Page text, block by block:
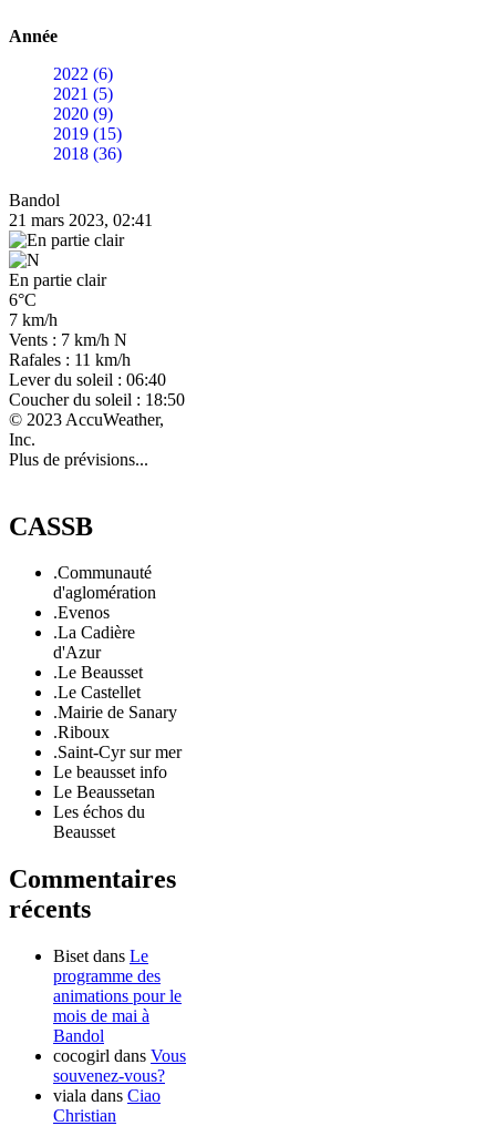
Année
2022 (6)
2021 (5)
2020 (9)
2019 (15)
2018 (36)
Bandol
21 mars 2023, 02:41
En partie clair
6°C
7 km/h
Vents : 7 km/h N
Rafales : 11 km/h
Lever du soleil : 06:40
Coucher du soleil : 18:50
© 2023 AccuWeather,
Inc.
Plus de prévisions...
CASSB
.Communauté
d'aglomération
.Evenos
.La Cadière
d'Azur
.Le Beausset
.Le Castellet
.Mairie de Sanary
.Riboux
.Saint-Cyr sur mer
Le beausset info
Le Beaussetan
Les échos du
Beausset
Commentaires
récents
Biset dans Le
programme des
animations pour le
mois de mai à
Bandol
cocogirl dans Vous
souvenez-vous?
viala dans Ciao
Christian